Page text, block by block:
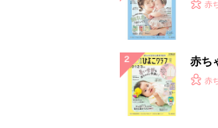
赤
赤ち
ての
赤